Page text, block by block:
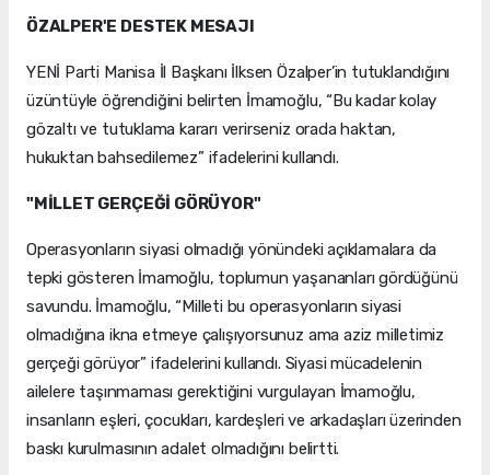
ÖZALPER'E DESTEK MESAJI
YENİ Parti Manisa İl Başkanı İlksen Özalper’in tutuklandığını
üzüntüyle öğrendiğini belirten İmamoğlu, “Bu kadar kolay
gözaltı ve tutuklama kararı verirseniz orada haktan,
hukuktan bahsedilemez” ifadelerini kullandı.
"MİLLET GERÇEĞİ GÖRÜYOR"
Operasyonların siyasi olmadığı yönündeki açıklamalara da
tepki gösteren İmamoğlu, toplumun yaşananları gördüğünü
savundu. İmamoğlu, “Milleti bu operasyonların siyasi
olmadığına ikna etmeye çalışıyorsunuz ama aziz milletimiz
gerçeği görüyor” ifadelerini kullandı. Siyasi mücadelenin
ailelere taşınmaması gerektiğini vurgulayan İmamoğlu,
insanların eşleri, çocukları, kardeşleri ve arkadaşları üzerinden
baskı kurulmasının adalet olmadığını belirtti.